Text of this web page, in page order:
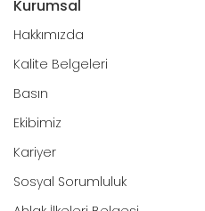
Kurumsal
Hakkımızda
Kalite Belgeleri
Basın
Ekibimiz
Kariyer
Sosyal Sorumluluk